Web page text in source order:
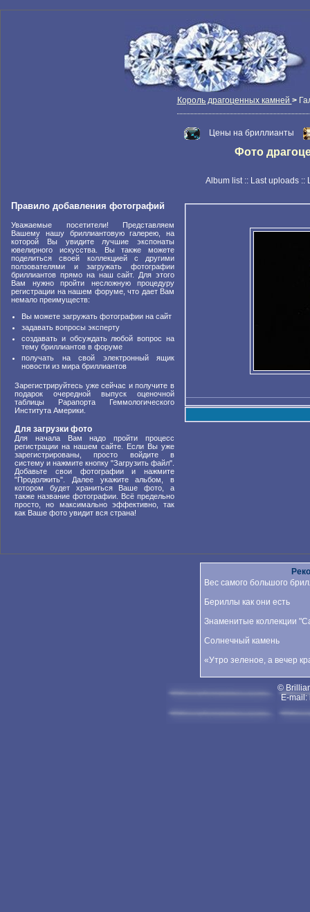
Король драгоценных камней >
Цены на бриллианты
Фото
Album list:: Last uploads ::
Правило добавления фотографий
Уважаемые посетители! Представляем
Вашему нашу бриллиантовую галерею, на
которой Вы увидите лучшие экспонаты
ювелирного искусства. Вы также можете
поделиться своей коллекцией с другими
ползователями и загружать фотографии
бриллиантов прямо на наш сайт. Для этого
Вам нужно пройти несложную процедуру
регистрации на нашем форуме, что дает Вам
немало преимуществ:
Вы можете загружать фотографии на сайт
задавать вопросы эксперту
создавать и обсуждать любой вопрос на
тему бриллиантов в форуме
получать на свой электронный ящик
новости из мира бриллиантов
Зарегистрируйтесь уже сейчас и получите в
подарок очередной выпуск оценочной
таблицы Рарапорта Геммологического
Института Америки.
Для загрузки фото
Для начала Вам надо пройти процесс
регистрации на нашем сайте. Если Вы уже
зарегистрированы, просто войдите в
систему и нажмите кнопку "Загрузить файл".
Добавьте свои фотографии и нажмите
"Продолжить". Далее укажите альбом, в
котором будет храниться Ваше фото, а
также название фотографии. Всё предельно
просто, но максимально эффективно, так
как Ваше фото увидит вся страна!
Вес самого большого
Бериллы как они есть
Знаменитые коллекции
Солнечный камень
«Утро зеленое, а вечер
©
E-mail: